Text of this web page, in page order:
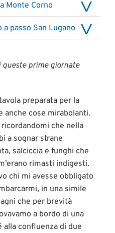
Monte Corno
a passo San Lugano
queste prime giornate
preparata per la
anche cose mirabolanti.
che nella
a sognar strane
salciccia e funghi che
rimasti indigesti.
chi mi avesse obbligato
in una simile
che per brevità
a bordo di una
alla confluenza di due